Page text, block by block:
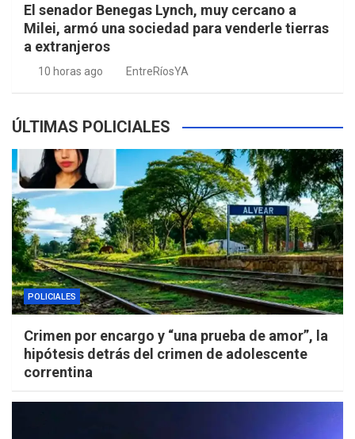
El senador Benegas Lynch, muy cercano a
Milei, armó una sociedad para venderle tierras
a extranjeros
10 horas ago EntreRíosYA
ÚLTIMAS POLICIALES
POLICIALES
Crimen por encargo y “una prueba de amor”, la
hipótesis detrás del crimen de adolescente
correntina